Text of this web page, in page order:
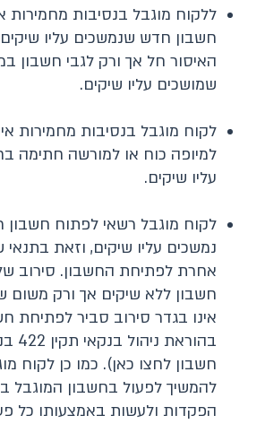
ללקוח מוגבל בנסיבות מחמירות
חשבון חדש שנמשכים עליו
האיסור חל אך ורק לגבי חשבון
שמושכים עליו שיקים.
לקוח מוגבל בנסיבות מחמירות
למיופה כוח או למורשה חתימה
עליו שיקים.
לקוח מוגבל רשאי לפתוח חשבון
נמשכים עליו שיקים, וזאת בתנאי
אחרת לפתיחת החשבון. סירוב
חשבון ללא שיקים אך ורק משום
אינו בגדר סירוב סביר לפתיחת
חשבון לחצו כאן). כמו כן לקוח
להמשיך לפעול בחשבון המוגבל
הפקדות ולעשות באמצעותו כל